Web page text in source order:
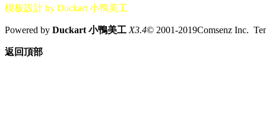
模板設計 by Duckart 小鴨美工
Powered by Duckart 小鴨美工 X3.4© 2001-2019Comsenz Inc.
返回頂部